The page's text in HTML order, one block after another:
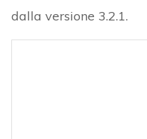
dalla versione 3.2.1.